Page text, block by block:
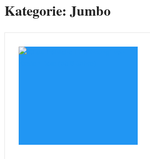
Kategorie: Jumbo